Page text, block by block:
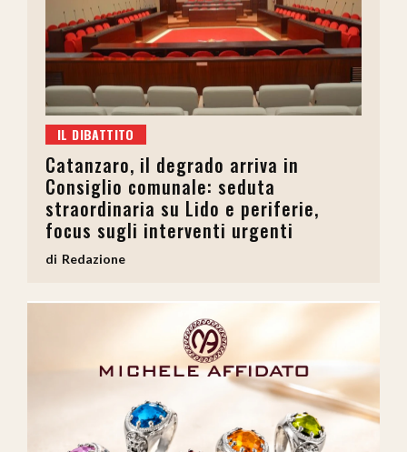
IL DIBATTITO
Catanzaro, il degrado arriva in
Consiglio comunale: seduta
straordinaria su Lido e periferie,
focus sugli interventi urgenti
Redazione